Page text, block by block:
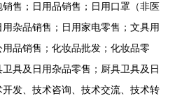
售；日用品销售；日用口罩（非医
杂品销售；日用家电零售；文具用
品销售；化妆品批发；化妆品零
具及日用杂品零售；厨具卫具及日
发、技术咨询、技术交流、技术转